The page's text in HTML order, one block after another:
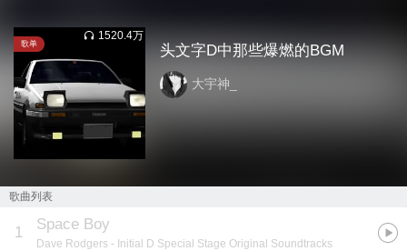
歌单
1520.4万
头文字D中那些爆燃的BGM
大宇神_
歌曲列表
1 Space Boy
Dave Rodgers - Initial D Special Stage Original Soundtracks